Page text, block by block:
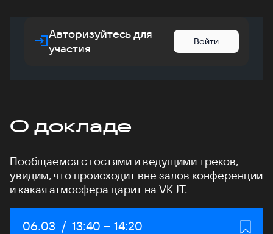
Авторизуйтесь для
участия
Войти
О докладе
Пообщаемся с гостями и ведущими треков,
увидим, что происходит вне залов конференции
и какая атмосфера царит на VK JT.
Дата:
06.03 / Начало:
13:40 – Конец:
14:20